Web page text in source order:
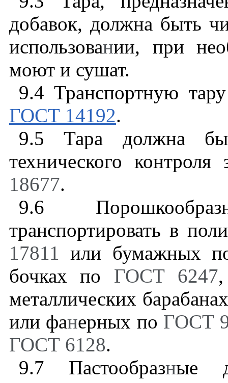
добавок, должна быть
использовании, при
моют и сушат.
9.4 Транспортную
ГОСТ 14192.
9.5 Тара должна
технического контроля
18677.
9.6
транспортировать в
17811 или бумажных
бочках по ГОСТ 6247
металлических
или фанерных по ГОСТ
ГОСТ 6128.
9.7 Пастообразные